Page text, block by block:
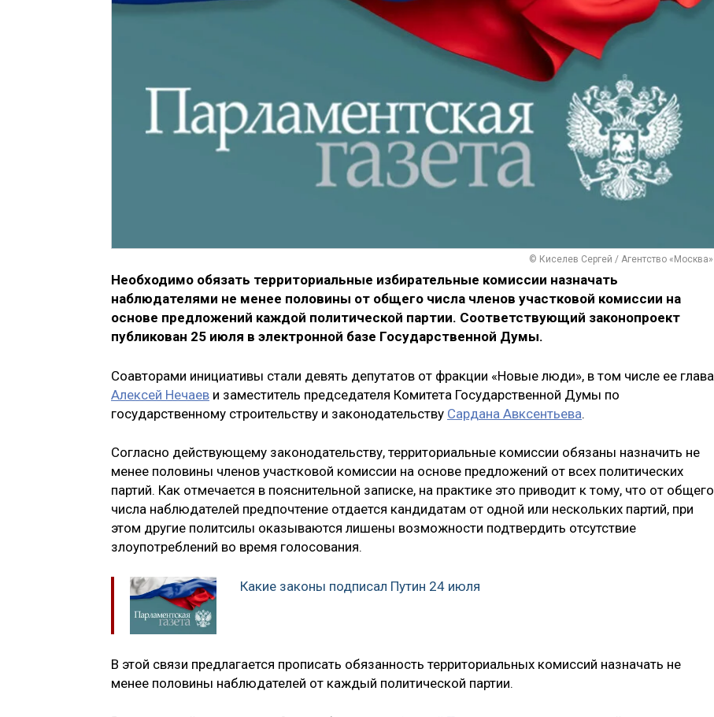
© Киселев Сергей / Агентство «Москва»
Необходимо обязать территориальные избирательные комиссии назначать
наблюдателями не менее половины от общего числа членов участковой комиссии на
основе предложений каждой политической партии. Соответствующий законопроект
публикован 25 июля в электронной базе Государственной Думы.
Соавторами инициативы стали девять депутатов от фракции «Новые люди», в том числе ее глава
Алексей Нечаев и заместитель председателя Комитета Государственной Думы по
государственному строительству и законодательству Сардана Авксентьева.
Согласно действующему законодательству, территориальные комиссии обязаны назначить не
менее половины членов участковой комиссии на основе предложений от всех политических
партий. Как отмечается в пояснительной записке, на практике это приводит к тому, что от общего
числа наблюдателей предпочтение отдается кандидатам от одной или нескольких партий, при
этом другие политсилы оказываются лишены возможности подтвердить отсутствие
злоупотреблений во время голосования.
Какие законы подписал Путин 24 июля
В этой связи предлагается прописать обязанность территориальных комиссий назначать не
менее половины наблюдателей от каждый политической партии.